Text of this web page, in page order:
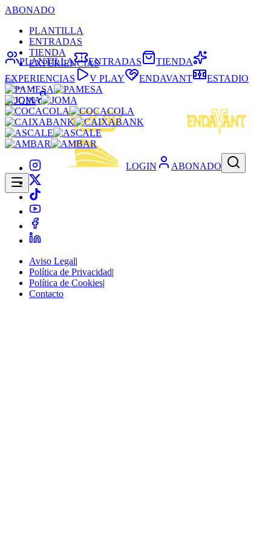
ABONADO
PLANTILLA
ENTRADAS
TIENDA
EXPERIENCIAS
LOGIN
LOGIN ABONADO
PLANTILLA ENTRADAS
TIENDA
EXPERIENCIAS
V PLAY ENDAVANT ESTADIO
Aviso Legal|
Política de Privacidad|
Política de Cookies|
Contacto